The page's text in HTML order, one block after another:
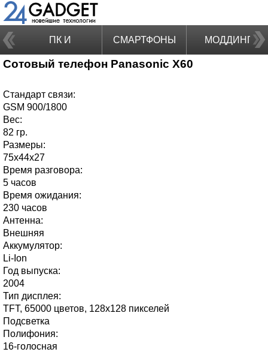
ПК И
НОУТБУКИ
СМАРТФОНЫ МОДДИНГ
Сотовый телефон Panasonic X60
Стандарт связи:
GSM 900/1800
Вес:
82 гр.
Размеры:
75x44x27
Время разговора:
5 часов
Время ожидания:
230 часов
Антенна:
Внешняя
Аккумулятор:
Li-Ion
Год выпуска:
2004
Тип дисплея:
TFT, 65000 цветов, 128x128 пикселей
Подсветка
Полифония:
16-голосная